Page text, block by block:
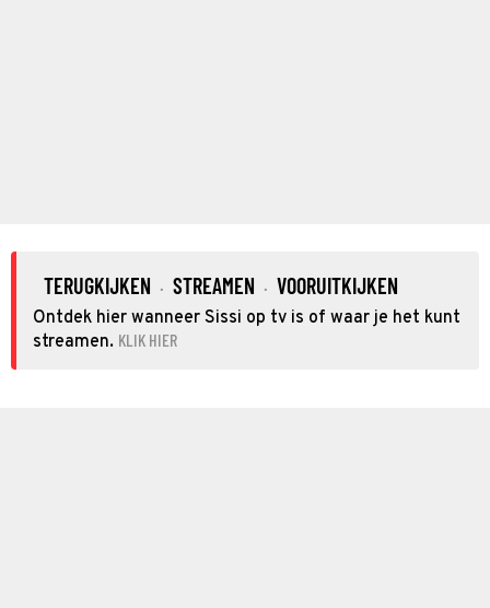
TERUGKIJKEN · STREAMEN · VOORUITKIJKEN
Ontdek hier wanneer Sissi op tv is of waar je het kunt
streamen. KLIK HIER